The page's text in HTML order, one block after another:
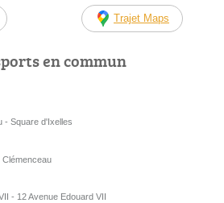
Trajet Maps
en commun
- Square d'Ixelles
- 12 Avenue Edouard VII